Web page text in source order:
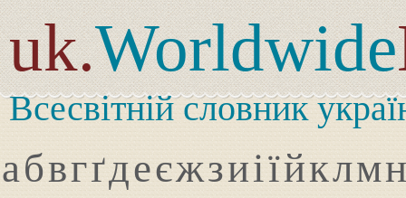
uk.Worldwide
Всесвітній словник
абвгґдеєжзиіїйклмн